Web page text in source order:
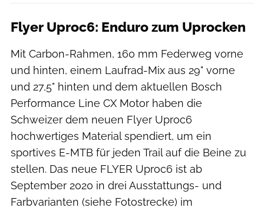
Flyer Uproc6: Enduro zum Uprocken
Mit Carbon-Rahmen, 160 mm Federweg vorne
und hinten, einem Laufrad-Mix aus 29" vorne
und 27,5" hinten und dem aktuellen Bosch
Performance Line CX Motor haben die
Schweizer dem neuen Flyer Uproc6
hochwertiges Material spendiert, um ein
sportives E-MTB für jeden Trail auf die Beine zu
stellen. Das neue FLYER Uproc6 ist ab
September 2020 in drei Ausstattungs- und
Farbvarianten (siehe Fotostrecke) im